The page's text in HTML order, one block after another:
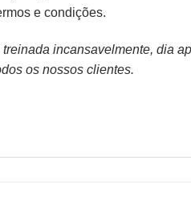
e condições.
incansavelmente, dia
os nossos clientes.